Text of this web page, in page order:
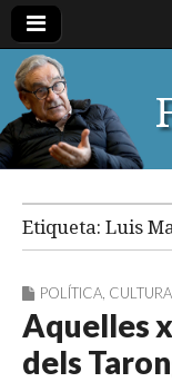
Etiqueta: Luis
POLÍTICA CULTURA
Aquelles
dels